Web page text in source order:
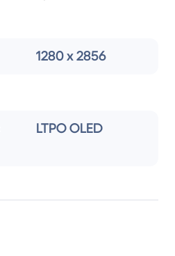
1280 x 2856
LTPO OLED